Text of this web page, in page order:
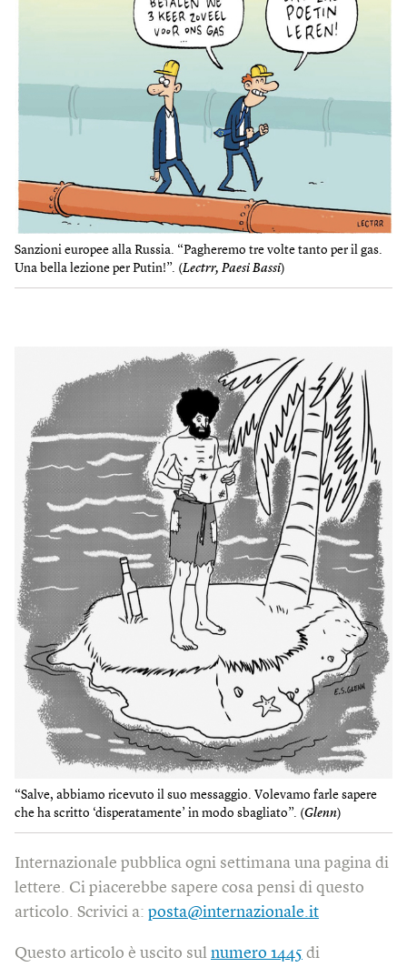
Sanzioni europee alla Russia. “Pagheremo tre volte tanto per il gas.
Una bella lezione per Putin!”. (Lectrr, Paesi Bassi)
“Salve, abbiamo ricevuto il suo messaggio. Volevamo farle sapere
che ha scritto ‘disperatamente’ in modo sbagliato”. (Glenn)
Internazionale pubblica ogni settimana una pagina di
lettere. Ci piacerebbe sapere cosa pensi di questo
articolo. Scrivici a: posta@internazionale.it
Questo articolo è uscito sul numero 1445 di